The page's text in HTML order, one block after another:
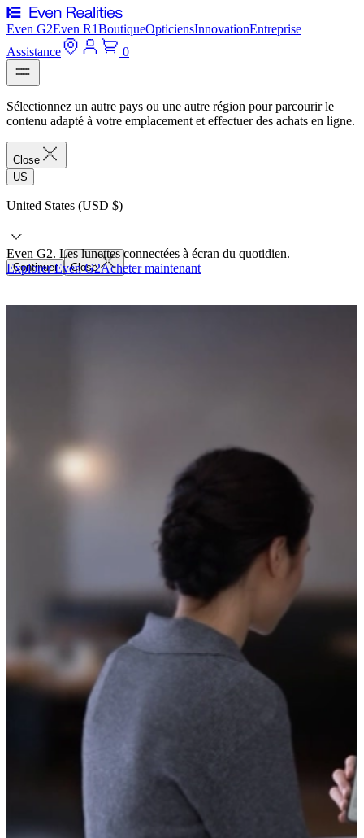
Even G2Even R1BoutiqueOpticiensInnovationEntreprise
Assistance
0
Sélectionnez un autre pays ou une autre région pour parcourir le
contenu adapté à votre emplacement et effectuer des achats en ligne.
Close
US
United States (USD $)
Continuer Close
Even G2. Les lunettes connectées à écran du quotidien.
Explorer Even G2Acheter maintenant